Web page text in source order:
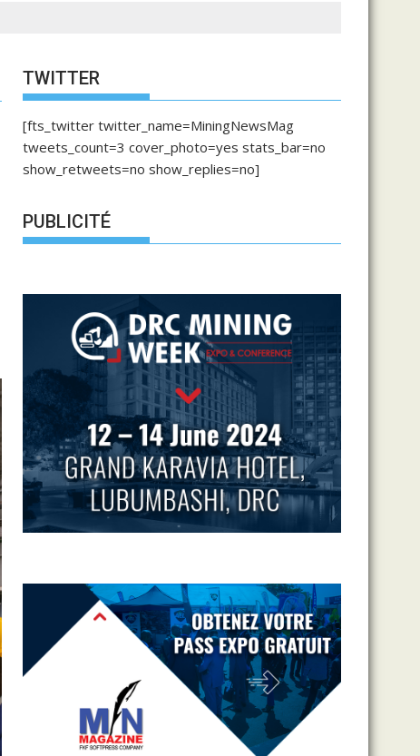
TWITTER
[fts_twitter twitter_name=MiningNewsMag
tweets_count=3 cover_photo=yes stats_bar=no
show_retweets=no show_replies=no]
PUBLICITÉ